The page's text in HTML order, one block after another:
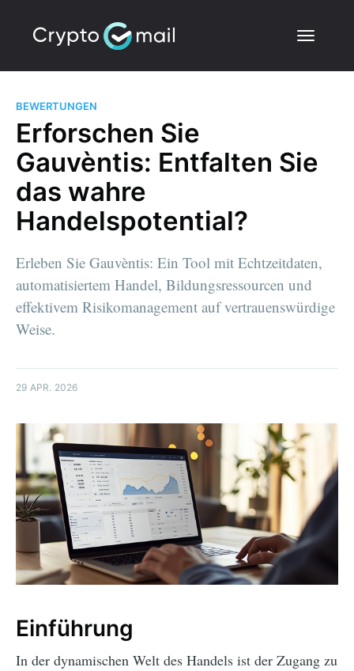
BEWERTUNGEN
Erforschen Sie
Gauvèntis: Entfalten Sie
das wahre
Handelspotential?
Erleben Sie Gauvèntis: Ein Tool mit Echtzeitdaten,
automatisiertem Handel, Bildungsressourcen und
effektivem Risikomanagement auf vertrauenswürdige
Weise.
29 APR. 2026
Einführung
In der dynamischen Welt des Handels ist der Zugang zu